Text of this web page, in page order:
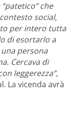
che
social,
per intero tutta
di esortarlo a
persona
Cercava di
leggerezza”,
La vicenda avrà